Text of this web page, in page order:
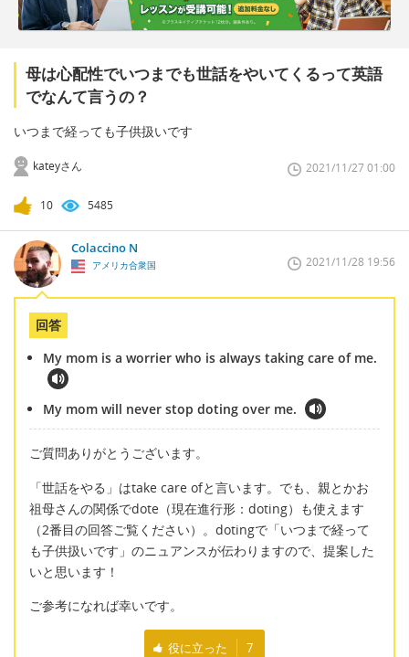
母は心配性でいつまでも世話をやいてくるって英語
でなんて言うの？
いつまで経っても子供扱いです
kateyさん 2021/11/27 01:00
10 5485
Colaccino N
アメリカ合衆国 2021/11/28 19:56
回答
My mom is a worrier who is always taking care of me.
My mom will never stop doting over me.
ご質問ありがとうございます。
「世話をやる」はtake care ofと言います。でも、親とかお
祖母さんの関係でdote（現在進行形：doting）も使えます
（2番目の回答ご覧ください）。dotingで「いつまで経って
も子供扱いです」のニュアンスが伝わりますので、提案した
いと思います！
ご参考になれば幸いです。
役に立った 7